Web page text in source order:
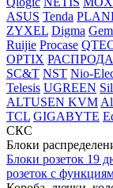
ASUS Tenda
ZYXEL Digma
Ruijie Procase
OPTIX
SC&T NST Nio-
Telesis UGREEN
ALTUSEN KVM
TCL GIGABYTE
СКС
Блоки
Блоки розеток 19
розеток с